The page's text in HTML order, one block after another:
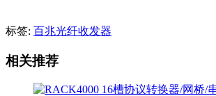
标签: 百兆光纤收发器
相关推荐